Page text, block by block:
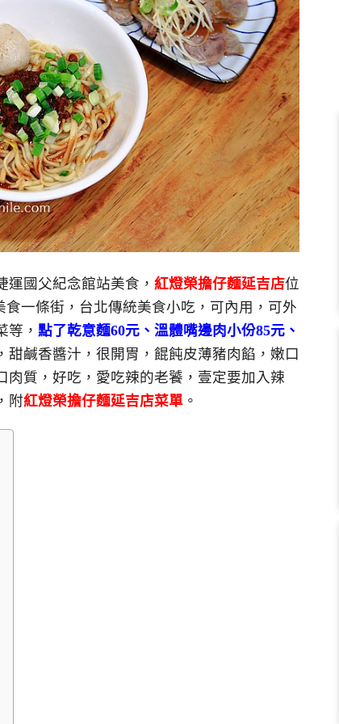
國父紀念館站美食， 紅燈榮擔仔麵延吉店位
食一條街，台北傳統美食小吃，可內用，可外
等， 點了乾意麵60元、溫體嘴邊肉小份85元、
甜鹹香醬汁，很開胃，餛飩皮薄豬肉餡，嫩口
質，好吃，愛吃辣的老饕，壹定要加入辣
附紅燈榮擔仔麵延吉店菜單 。